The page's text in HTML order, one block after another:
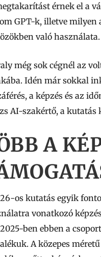
érnek el a
GPT-k, illetve milyen
való használata.
még sok cégnél az
Idén már sokkal
a képzés és az
AI-szakértő, a kutatás
A
os kutatás egyik
vonatkozó
ben ebben a
A közepes